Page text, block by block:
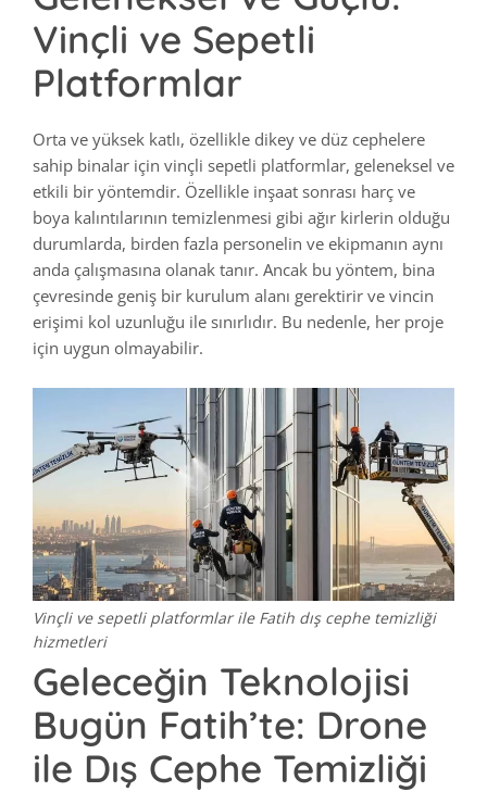
Vinçli ve Sepetli
Platformlar
Orta ve yüksek katlı, özellikle dikey ve düz cephelere
sahip binalar için vinçli sepetli platformlar, geleneksel ve
etkili bir yöntemdir. Özellikle inşaat sonrası harç ve
boya kalıntılarının temizlenmesi gibi ağır kirlerin olduğu
durumlarda, birden fazla personelin ve ekipmanın aynı
anda çalışmasına olanak tanır. Ancak bu yöntem, bina
çevresinde geniş bir kurulum alanı gerektirir ve vincin
erişimi kol uzunluğu ile sınırlıdır. Bu nedenle, her proje
için uygun olmayabilir.
Vinçli ve sepetli platformlar ile Fatih dış cephe temizliği
hizmetleri
Geleceğin Teknolojisi
Bugün Fatih’te: Drone
ile Dış Cephe Temizliği